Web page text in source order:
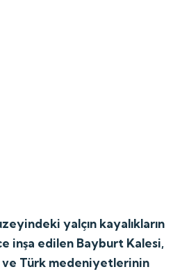
yalçın kayalıkların
inşa edilen Bayburt Kalesi,
ve Türk medeniyetlerinin